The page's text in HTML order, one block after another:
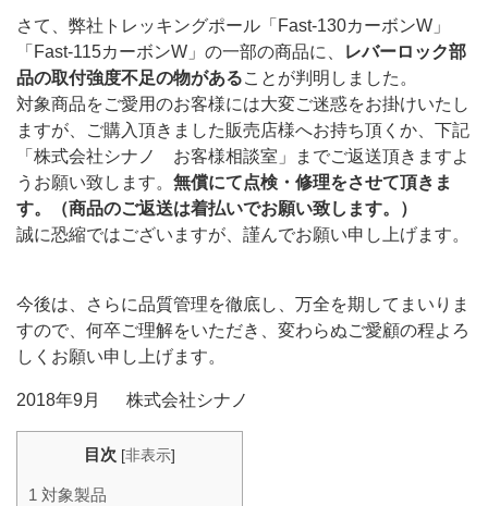
さて、弊社トレッキングポール「Fast-130カーボンW」
「Fast-115カーボンW」の一部の商品に、
レバーロック部
品の取付強度不足の物があることが判明しました。
対象商品をご愛用のお客様には大変ご迷惑をお掛けいたし
ますが、ご購入頂きました販売店様へお持ち頂くか、下記
「株式会社シナノ お客様相談室」までご返送頂きますよ
うお願い致します。 無償にて点検・修理をさせて頂きま
す。（商品のご返送は着払いでお願い致します。）
誠に恐縮ではございますが、謹んでお願い申し上げます。
今後は、さらに品質管理を徹底し、万全を期してまいりま
すので、何卒ご理解をいただき、変わらぬご愛顧の程よろ
しくお願い申し上げます。
2018年9月 株式会社シナノ
目次 [非表示]
1 対象製品